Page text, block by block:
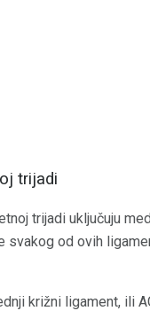
trijadi
trijadi uključuju
svakog od ovih
križni ligament, ili